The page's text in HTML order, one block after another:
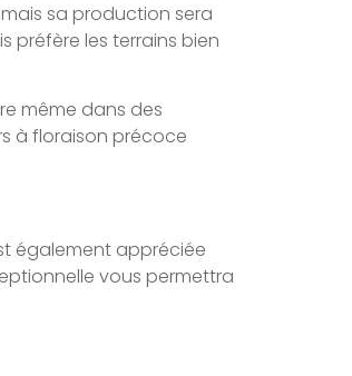
sa production sera
préfère les terrains bien
même dans des
à floraison précoce
également appréciée
vous permettra